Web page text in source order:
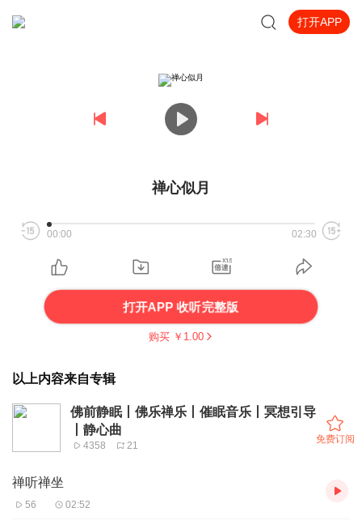
打开APP
禅心似月
00:00 02:30
打开APP 收听完整版
购买 ￥ 1.00
以上内容来自专辑
佛前静眠丨佛乐禅乐丨催眠音乐丨冥想引导
丨静心曲
4358 21
免费订阅
禅听禅坐
56 02:52